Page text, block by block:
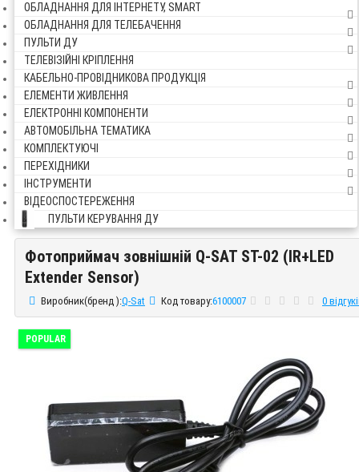
ОБЛАДНАННЯ ДЛЯ ІНТЕРНЕТУ, SMART
ОБЛАДНАННЯ ДЛЯ ТЕЛЕБАЧЕННЯ
ПУЛЬТИ ДУ
ТЕЛЕВІЗІЙНІ КРІПЛЕННЯ
КАБЕЛЬНО-ПРОВІДНИКОВА ПРОДУКЦІЯ
ЕЛЕМЕНТИ ЖИВЛЕННЯ
ЕЛЕКТРОННІ КОМПОНЕНТИ
АВТОМОБІЛЬНА ТЕМАТИКА
КОМПЛЕКТУЮЧІ
ПЕРЕХІДНИКИ
ІНСТРУМЕНТИ
ВІДЕОСПОСТЕРЕЖЕННЯ
ПУЛЬТИ КЕРУВАННЯ ДУ
Фотоприймач зовнішній Q-SAT ST-02 (IR+LED Extender Sensor)
Фотоприймач зовнішній Q-SAT ST-02 (IR+LED
Extender Sensor)
Виробник(бренд ):Q-Sat Код товару:6100007 0
POPULAR